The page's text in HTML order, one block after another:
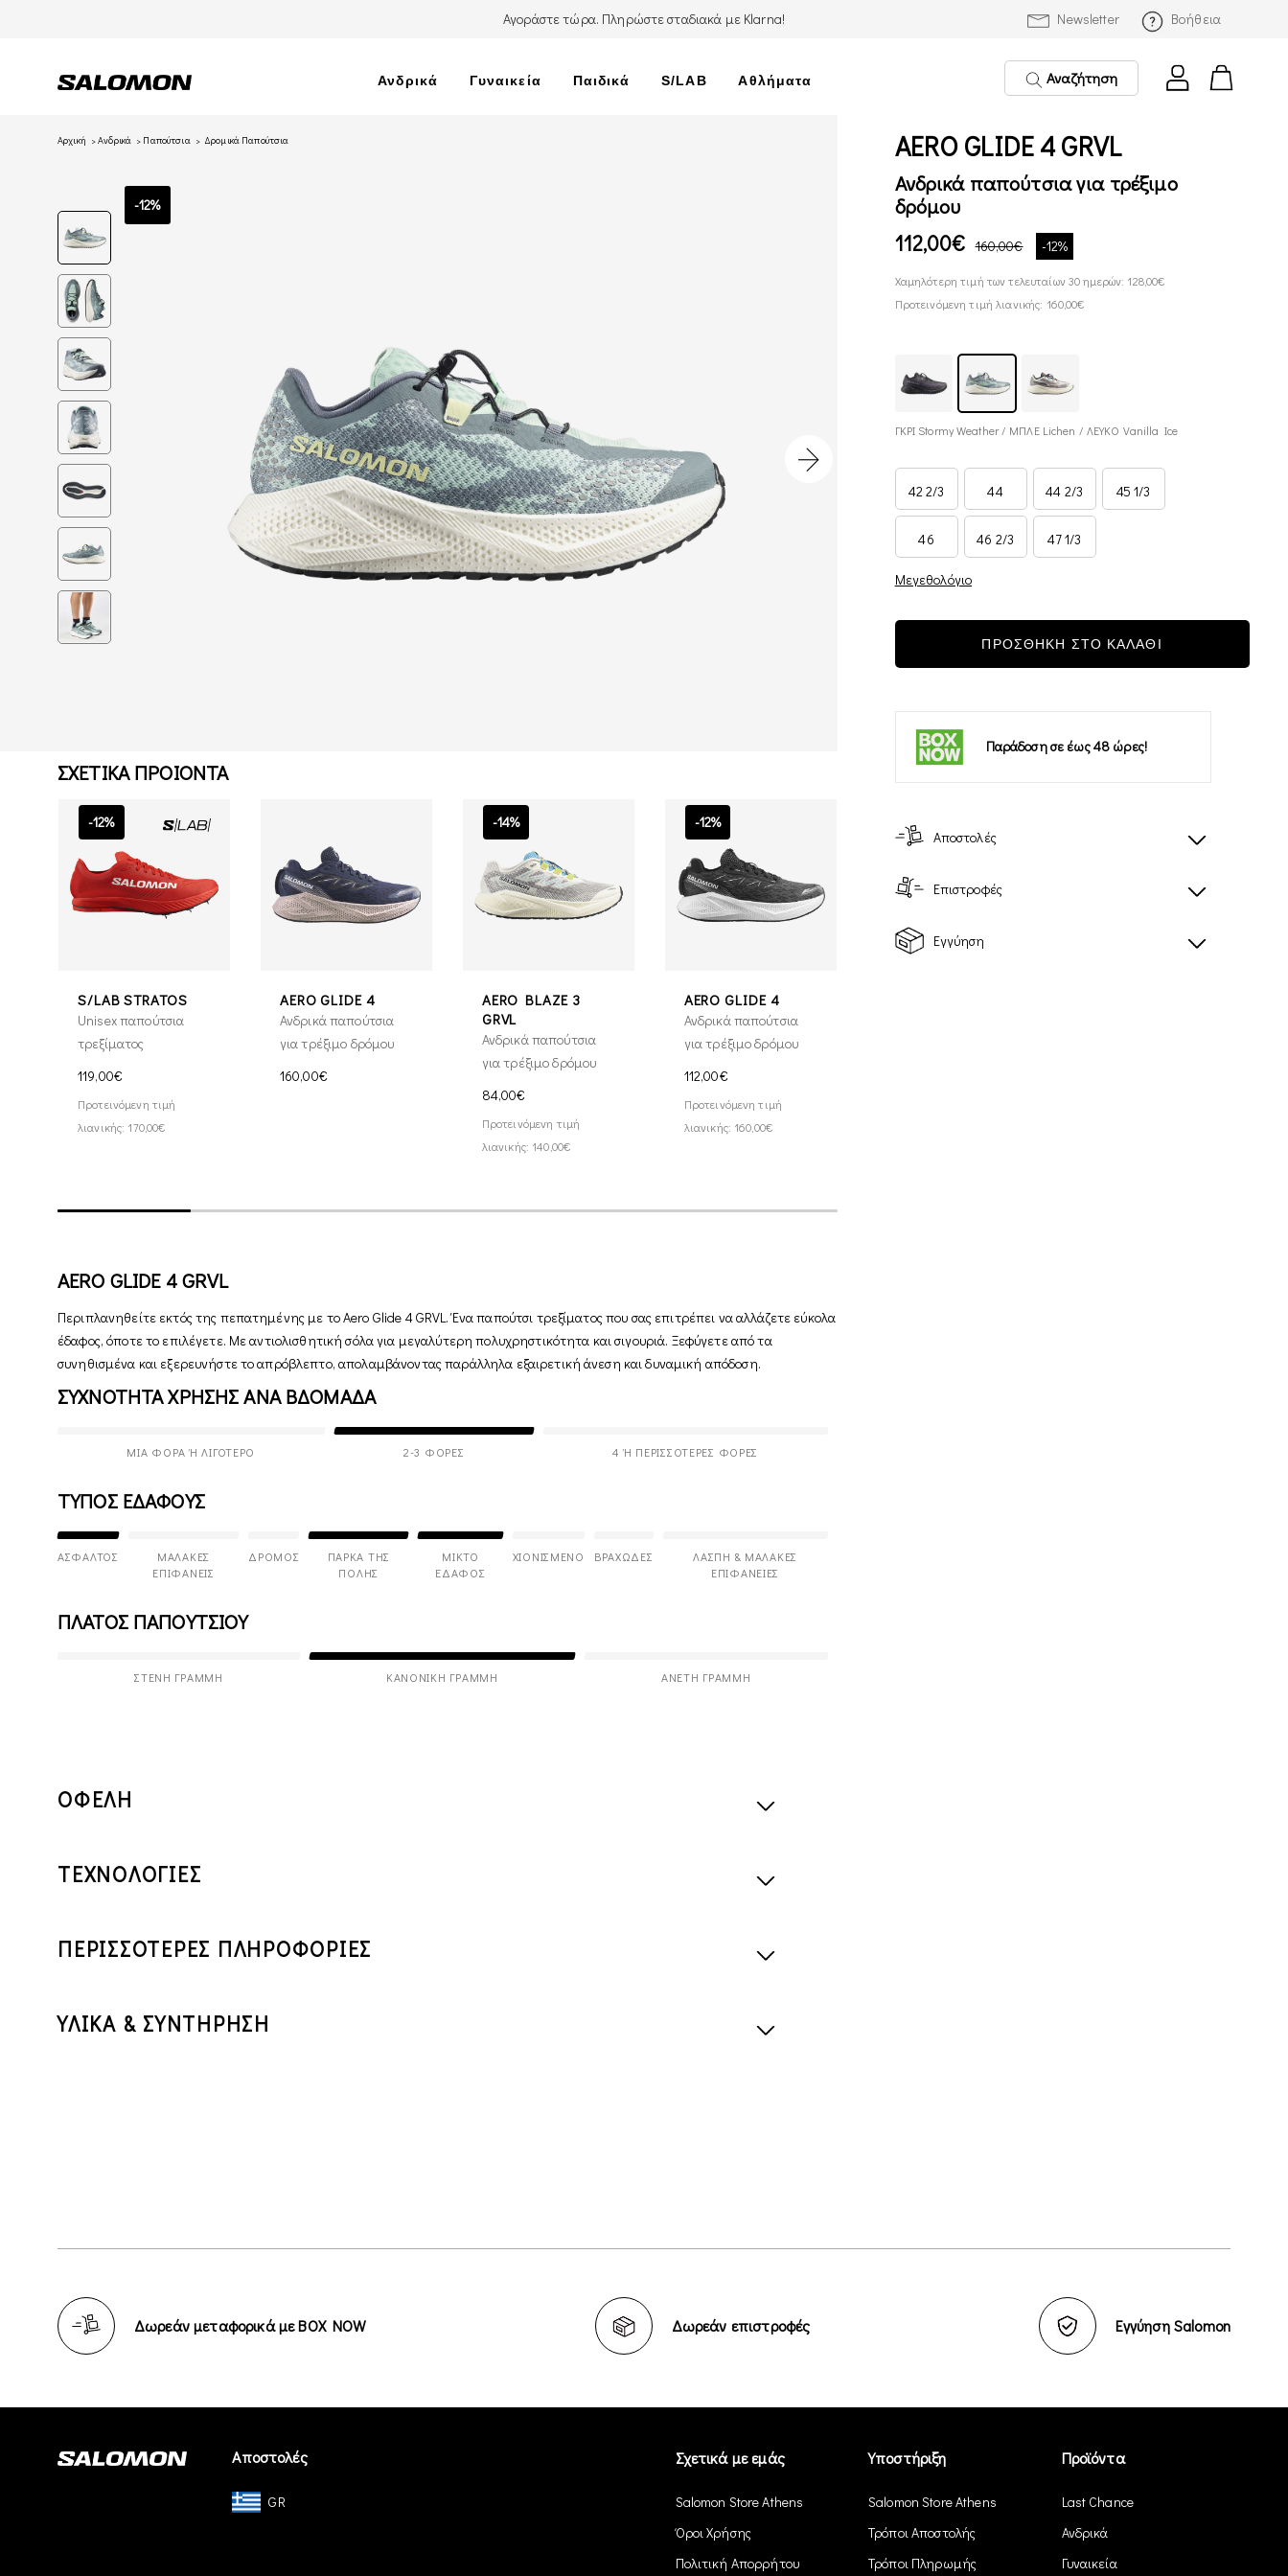
Newsletter Βοήθεια
Αγοράστε τώρα. Πληρώστε σταδιακά με Klarna!
Ανδρικά Γυναικεία Παιδικά S/LAB Αθλήματα Αναζήτηση
Αρχική Ανδρικά Παπούτσια Δρομικά Παπούτσια
-12%
AERO GLIDE 4 GRVL
Ανδρικά παπούτσια για τρέξιμο
δρόμου
112,00€ 160,00€ -12%
Χαμηλότερη τιμή των τελευταίων 30 ημερών: 128,00€
Προτεινόμενη τιμή λιανικής: 160,00€
ΓΚΡΙ Stormy Weather / ΜΠΛΕ Lichen / ΛΕΥΚΟ Vanilla Ice
42 2/3 44 44 2/3 45 1/3
46 46 2/3 47 1/3
Μεγεθολόγιο
ΠΡΟΣΘΗΚΗ ΣΤΟ ΚΑΛΑΘΙ
Παράδοση σε έως 48 ώρες!
Αποστολές
Επιστροφές
Εγγύηση
ΣΧΕΤΙΚΑ ΠΡΟΙΟΝΤΑ
-12%
S/LAB STRATOS
Unisex παπούτσια
τρεξίματος
119,00€
Προτεινόμενη τιμή
λιανικής: 170,00€
AERO GLIDE 4
Ανδρικά παπούτσια
για τρέξιμο δρόμου
160,00€
-14%
AERO BLAZE 3
GRVL
Ανδρικά παπούτσια
για τρέξιμο δρόμου
84,00€
Προτεινόμενη τιμή
λιανικής: 140,00€
-12%
AERO GLIDE 4
Ανδρικά παπούτσια
για τρέξιμο δρόμου
112,00€
Προτεινόμενη τιμή
λιανικής: 160,00€
-12%
AERO GLIDE 4 GRVL
Περιπλανηθείτε εκτός της πεπατημένης με το Aero Glide 4 GRVL. Ένα παπούτσι τρεξίματος που σας επιτρέπει να αλλάζετε εύκολα
έδαφος, όποτε το επιλέγετε. Με αντιολισθητική σόλα για μεγαλύτερη πολυχρηστικότητα και σιγουριά. Ξεφύγετε από τα
συνηθισμένα και εξερευνήστε το απρόβλεπτο, απολαμβάνοντας παράλληλα εξαιρετική άνεση και δυναμική απόδοση.
ΣΥΧΝΟΤΗΤΑ ΧΡΗΣΗΣ ΑΝΑ ΒΔΟΜΑΔΑ
ΜΊΑ ΦΟΡΆ Ή ΛΙΓΌΤΕΡΟ 2-3 ΦΟΡΈΣ 4 Ή ΠΕΡΙΣΣΌΤΕΡΕΣ ΦΟΡΈΣ
ΤΥΠΟΣ ΕΔΑΦΟΥΣ
ΆΣΦΑΛΤΟΣ
ΜΑΛΑΚΈΣ
ΕΠΙΦΆΝΕΙΣ
ΔΡΌΜΟΣ
ΠΆΡΚΑ ΤΗΣ
ΠΌΛΗΣ
ΜΙΚΤΌ
ΈΔΑΦΟΣ
ΧΙΟΝΙΣΜΈΝΟ ΒΡΑΧΏΔΕΣ
ΛΆΣΠΗ & ΜΑΛΑΚΈΣ
ΕΠΙΦΆΝΕΙΕΣ
ΠΛΑΤΟΣ ΠΑΠΟΥΤΣΙΟΥ
ΣΤΕΝΉ ΓΡΑΜΜΉ ΚΑΝΟΝΙΚΉ ΓΡΑΜΜΉ ΆΝΕΤΗ ΓΡΑΜΜΉ
ΟΦΕΛΗ
ΤΕΧΝΟΛΟΓΙΕΣ
ΠΕΡΙΣΣΟΤΕΡΕΣ ΠΛΗΡΟΦΟΡΙΕΣ
ΥΛΙΚΑ & ΣΥΝΤΗΡΗΣΗ
Δωρεάν μεταφορικά με BOX NOW Δωρεάν επιστροφές Εγγύηση Salomon
Αποστολές
GR
Σχετικά με εμάς
Salomon Store Athens
Όροι Χρήσης
Πολιτική Απορρήτου
Υποστήριξη
Salomon Store Athens
Τρόποι Αποστολής
Τρόποι Πληρωμής
Προϊόντα
Last Chance
Ανδρικά
Γυναικεία